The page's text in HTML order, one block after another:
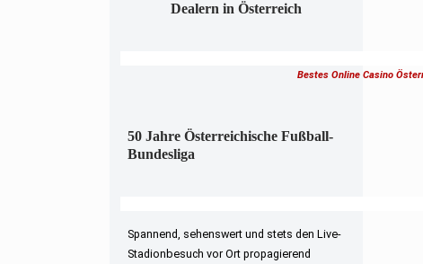
Dealern in Österreich
Bestes Online Casino
50 Jahre Österreichische Fußball-
Bundesliga
Spannend, sehenswert und stets den Live-
Stadionbesuch vor Ort propagierend